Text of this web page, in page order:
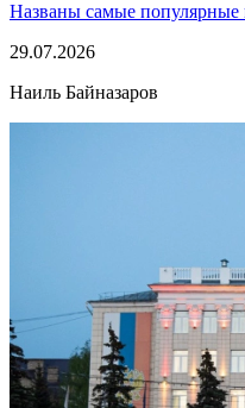
Названы самые
29.07.2026
Наиль Байназаров